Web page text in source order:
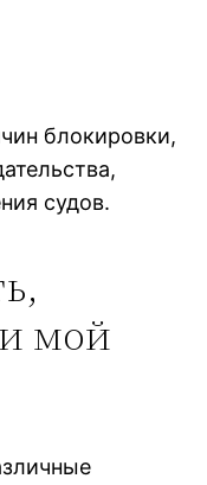
блокировки,
судов.
мой